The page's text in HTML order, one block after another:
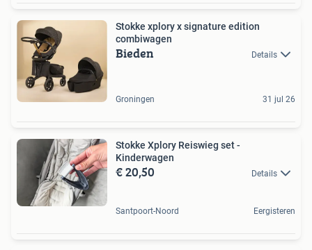
Stokke xplory x signature edition
combiwagen
Bieden Details
Groningen 31 jul 26
Stokke Xplory Reiswieg set -
Kinderwagen
€ 20,50 Details
Santpoort-Noord Eergisteren